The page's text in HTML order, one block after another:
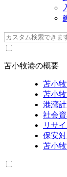
苫小牧港の概要
苫小
苫小
港湾
社会
リサ
保安
苫小